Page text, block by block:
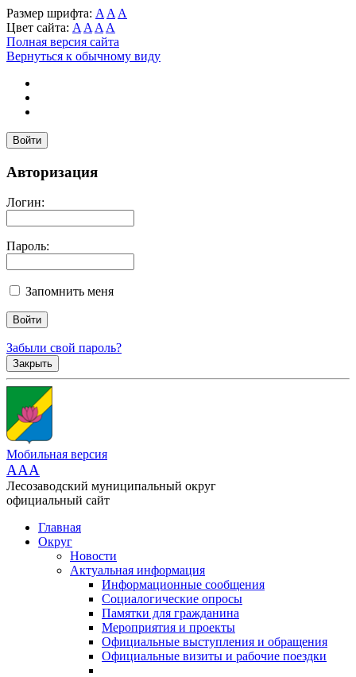
Размер шрифта: A A A
Цвет сайта: A A A A
Полная версия сайта
Вернуться к обычному виду
Войти
Авторизация
Логин:
Пароль:
Запомнить меня
Забыли свой пароль?
Закрыть
Мобильная версия
AAA
Лесозаводский муниципальный округ
официальный сайт
Главная
Округ
Новости
Актуальная информация
Информационные сообщения
Социалогические опросы
Памятки для гражданина
Мероприятия и проекты
Официальные выступления и обращения
Официальные визиты и рабочие поездки